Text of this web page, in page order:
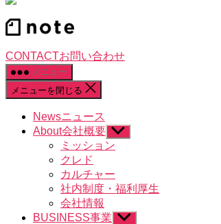
CONTACTお問い合わせ
メニュー
メニューを閉じる
Newsニュース
About会社概要 サ
ブ
ュ
ー
表
ミッション
クレド
カルチャー
社内制度・福利厚生
会社情報
BUSINESS事業 サ